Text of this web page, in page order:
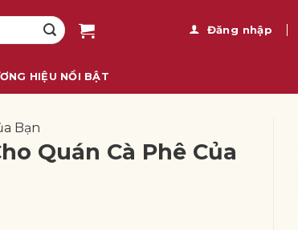
Đăng nhập
HIỆU NỔI BẬT
Bạn
Quán Cà Phê Của